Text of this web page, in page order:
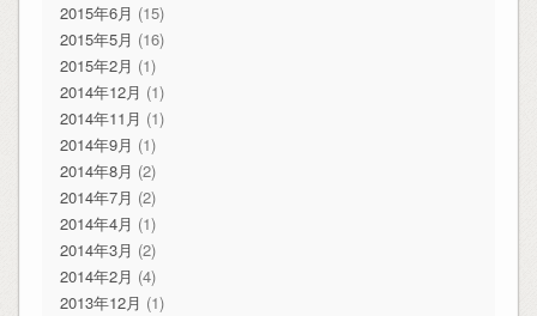
2015年6月 (15)
2015年5月 (16)
2015年2月 (1)
2014年12月 (1)
2014年11月 (1)
2014年9月 (1)
2014年8月 (2)
2014年7月 (2)
2014年4月 (1)
2014年3月 (2)
2014年2月 (4)
2013年12月 (1)